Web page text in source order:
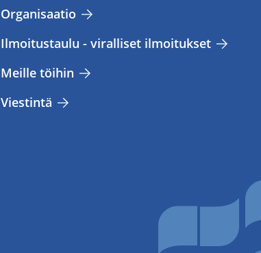
Or­ga­ni­saa­tio
Il­moi­tus­tau­lu - vi­ral­li­set il­moi­tuk­set
Meil­le töi­hin
Vies­tin­tä